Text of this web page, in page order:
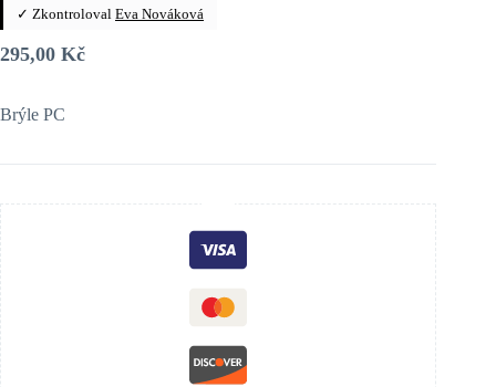
✓ Zkontroloval Eva Nováková
295,00 Kč
Brýle PC